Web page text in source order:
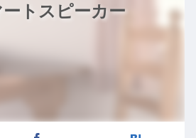
トスピーカー